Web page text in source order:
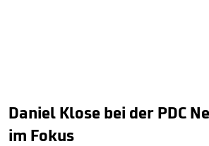
Daniel Klose bei der PDC
im Fokus